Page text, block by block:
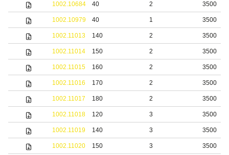
1002.10684 40 2 3500
1002.10979 40 1 3500
1002.11013 140 2 3500
1002.11014 150 2 3500
1002.11015 160 2 3500
1002.11016 170 2 3500
1002.11017 180 2 3500
1002.11018 120 3 3500
1002.11019 140 3 3500
1002.11020 150 3 3500